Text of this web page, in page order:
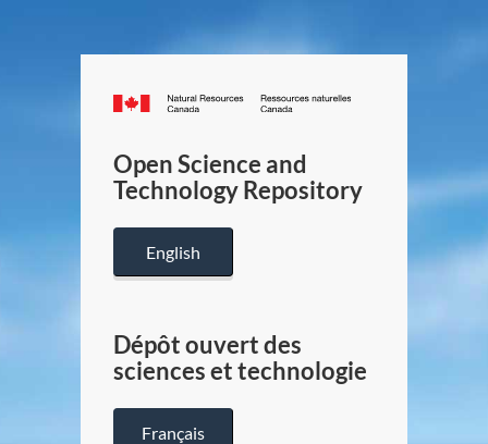
Canada.ca
/
Canada
Open Science and
Technology Repository
English
Dépôt ouvert des
sciences et technologie
Français